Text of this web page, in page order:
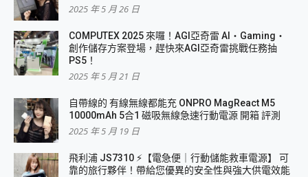
2025 年 5 月 26 日
COMPUTEX 2025 來囉！AGI亞奇雷 AI・Gaming・
創作儲存方案登場，趕快來AGI亞奇雷挑戰任務抽
PS5！
2025 年 5 月 21 日
自帶線的 有線無線都能充 ONPRO MagReact M5
10000mAh 5合1 磁吸無線急速行動電源 開箱 評測
2025 年 5 月 19 日
飛利浦 JS7310 ⚡【電急便｜行動儲能救車電源】 可
靠的旅行夥伴！帶給您優異的安全性與強大供電效能